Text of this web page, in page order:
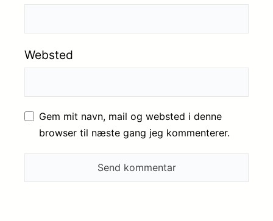
Websted
Gem mit navn, mail og websted i denne
browser til næste gang jeg kommenterer.